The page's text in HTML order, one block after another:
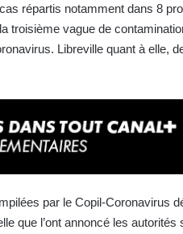
répartis notamment dans 8
troisième vague de
Libreville quant à elle,
par le Copil-Coronavirus
que l’ont annoncé les